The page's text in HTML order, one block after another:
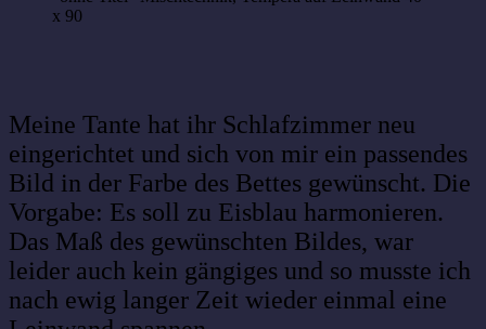
x 90
Meine Tante hat ihr Schlafzimmer neu
eingerichtet und sich von mir ein passendes
Bild in der Farbe des Bettes gewünscht. Die
Vorgabe: Es soll zu Eisblau harmonieren.
Das Maß des gewünschten Bildes, war
leider auch kein gängiges und so musste ich
nach ewig langer Zeit wieder einmal eine